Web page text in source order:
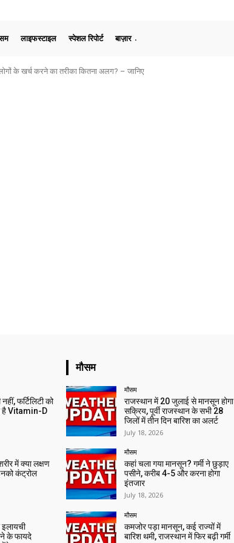
लाइफस्टाइल स्पेशल रिपोर्ट बाज़ार
के खर्च करने का तरीका कितना अलग? – जानिए
फर्टिलिटी को
है Vitamin-D
में क्या लक्षण
कंट्रोल
के फायदे
मौसम
मौसम
राजस्थान में 20 जुलाई से मानसून होगा
सक्रिय, पूर्वी राजस्थान के सभी 28
जिलों में तीन दिन बारिश का अलर्ट
July 18, 2026
मौसम
कहां चला गया मानसून? गर्मी ने छुड़ाए
पसीने, करीब 4-5 और करना होगा
इंतजार
July 18, 2026
मौसम
कमजोर पड़ा मानसून, कई राज्यों में
बारिश थमी, राजस्थान में फिर बढ़ी गर्मी